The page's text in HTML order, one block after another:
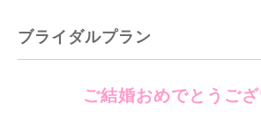
ブライダルプラン
ご結婚おめでとうご